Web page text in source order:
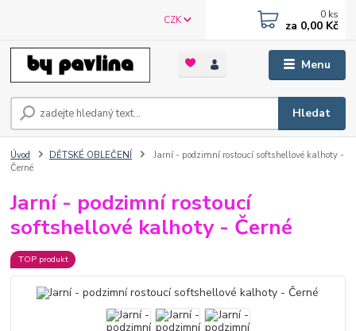
Menu
CZK
Hledat
0 ks
za 0,00 Kč
Úvod DĚTSKÉ OBLEČENÍ
Jarní - podzimní rostoucí softshellové kalhoty -
Černé
Jarní - podzimní rostoucí
softshellové kalhoty - Černé
TOP produkt